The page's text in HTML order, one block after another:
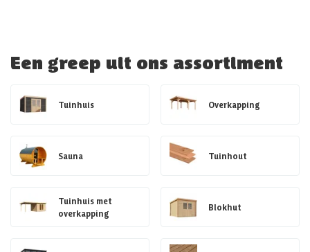
Een greep uit ons assortiment
Tuinhuis Overkapping
Sauna Tuinhout
Tuinhuis met
overkapping
Blokhut